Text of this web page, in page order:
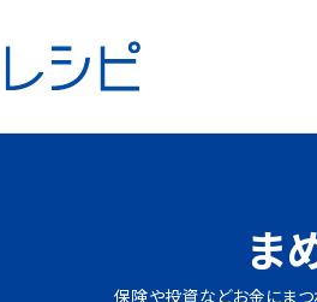
ま
保険や投資などお金にまつ